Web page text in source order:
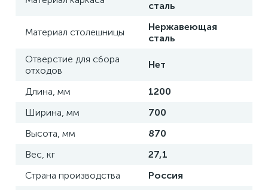
сталь
Материал столешницы
Нержавеющая
сталь
Отверстие для сбора
отходов
Нет
Длина, мм
1200
Ширина, мм
700
Высота, мм
870
Вес, кг
27,1
Страна производства
Россия